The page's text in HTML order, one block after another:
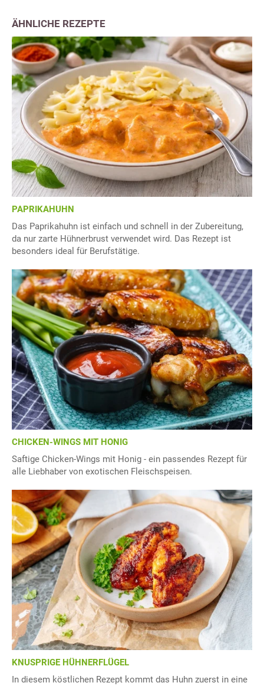
ÄHNLICHE REZEPTE
PAPRIKAHUHN
Das Paprikahuhn ist einfach und schnell in der Zubereitung,
da nur zarte Hühnerbrust verwendet wird. Das Rezept ist
besonders ideal für Berufstätige.
CHICKEN-WINGS MIT HONIG
Saftige Chicken-Wings mit Honig - ein passendes Rezept für
alle Liebhaber von exotischen Fleischspeisen.
KNUSPRIGE HÜHNERFLÜGEL
In diesem köstlichen Rezept kommt das Huhn zuerst in eine